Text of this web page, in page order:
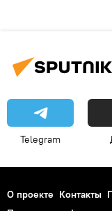
Telegram
О проекте Контакты